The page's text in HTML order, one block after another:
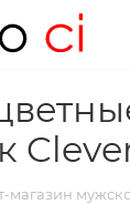
магазин